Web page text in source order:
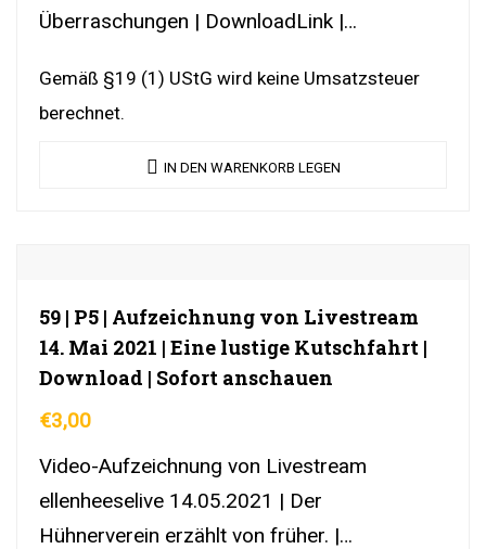
Überraschungen | DownloadLink |
Gemäß §19 (1) UStG wird keine Umsatzsteuer
berechnet.
IN DEN WARENKORB LEGEN
59 | P5 | Aufzeichnung von Livestream
14. Mai 2021 | Eine lustige Kutschfahrt |
Download | Sofort anschauen
€3,00
Video-Aufzeichnung von Livestream
ellenheeselive 14.05.2021 | Der
Hühnerverein erzählt von früher. |